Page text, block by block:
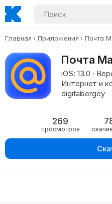
Главная Приложения Почта
Почта
iOS: 13.0 ·
Интернет и
digitalsergey
269
просмотров